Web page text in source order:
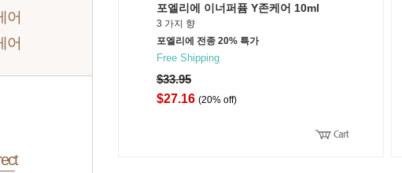
어
어
포엘리에 이너퍼퓸 Y존케어 10ml
3 가지 향
포엘리에 전종 20% 특가
Free Shipping
$33.95
$27.16 (20% off)